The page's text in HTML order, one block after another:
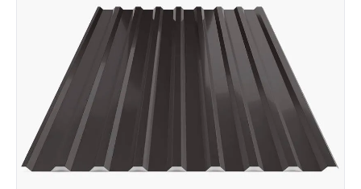
Сваи винтовые
Забор
Кровля